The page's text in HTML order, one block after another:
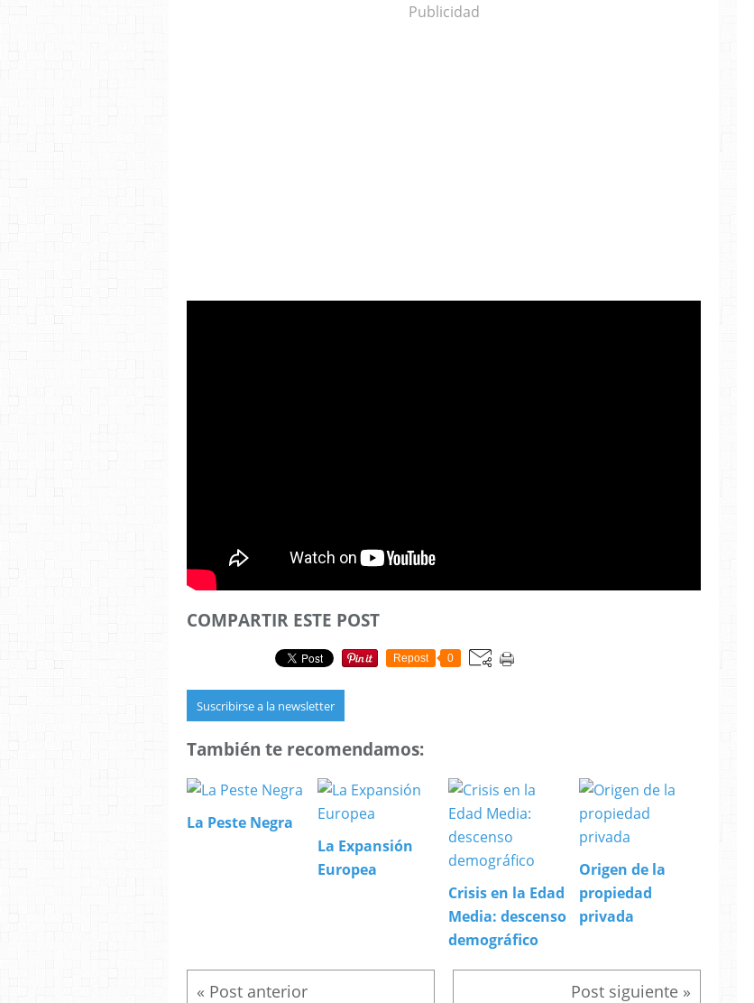
Publicidad
COMPARTIR ESTE POST
Repost 0
Suscribirse a la newsletter
También te recomendamos:
La Peste Negra
La Expansión
Europea
Crisis en la Edad
Media: descenso
demográfico
Origen de la
propiedad
privada